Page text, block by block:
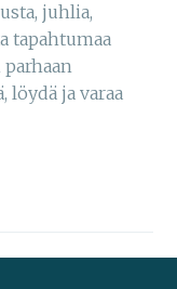
juhlia,
tapahtumaa
löydä ja varaa